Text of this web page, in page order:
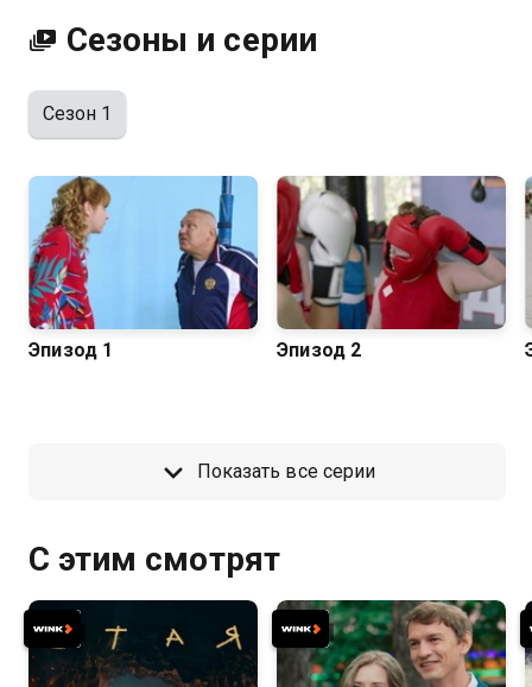
Сезоны и серии
Сезон 1
Эпизод 1 Эпизод 2
Показать все серии
С этим смотрят